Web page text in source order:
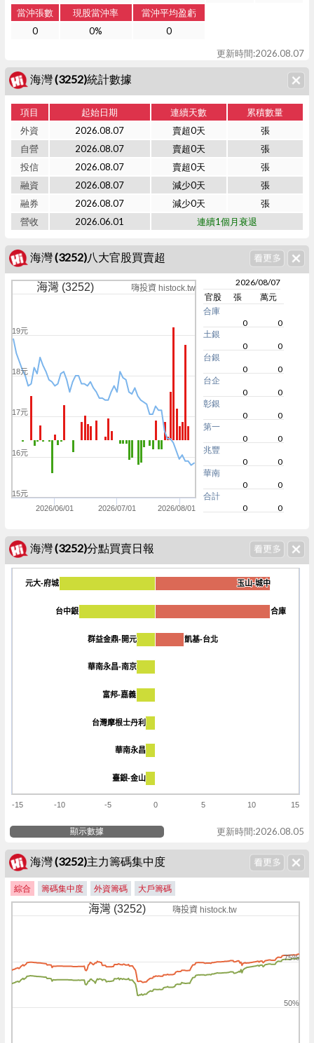
當沖張數 現股當沖率
當沖平均盈虧
0
0%
0
更新時間:2026.08.07
海灣 (3252)統計數據
項目 起始日期 連續天數
累積數量
外資
2026.08.07 賣超0天
張
自營
2026.08.07 賣超0天
張
投信
2026.08.07 賣超0天
張
融資
2026.08.07 減少0天
張
融券
2026.08.07 減少0天
張
營收
2026.06.01 連續1個月衰退
海灣 (3252)八大官股買賣超
海灣 (3252) 嗨投資 histock.tw
2026/06/01 2026/07/01 2026/08/01
15元
16元
17元
18元
19元
-40
2026/08/07
官股
張
萬元
合庫
0
0
土銀
0
0
台銀
0
0
台企
0
0
彰銀
0
0
第一
0
0
兆豐
0
0
華南
0
0
合計
0
0
海灣 (3252)分點買賣日報
玉山-城中
玉山-城中
合庫
合庫
凱基-台北
凱基-台北
元大-府城
元大-府城
台中銀
台中銀
群益金鼎-開元
群益金鼎-開元
華南永昌-南京
華南永昌-南京
富邦-嘉義
富邦-嘉義
台灣摩根士丹利
台灣摩根士丹利
華南永昌
華南永昌
臺銀-金山
臺銀-金山
-15 -10 -5 0 5 10 15
顯示數據 更新時間:2026.08.05
海灣 (3252)主力籌碼集中度
綜合 籌碼集中度 外資籌碼 大戶籌碼
海灣 (3252) 嗨投資 histock.tw
50%
75%